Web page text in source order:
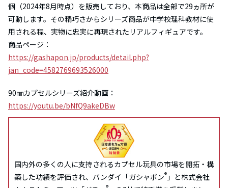
個（2024年8月時点）を販売しており、本商品は全部で29ヵ所が
可動します。その精巧さからシリーズ商品が中学校理科教材に使
用される程、実物に忠実に再現されたリアルフィギュアです。
商品ページ：
https://gashapon.jp/products/detail.php?
jan_code=4582769693526000
90㎜カプセルシリーズ紹介動画：
https://youtu.be/bNfQ9akeDBw
国内外の多くの人に支持されるカプセル玩具の市場を開拓・構
築した功績を評価され、 バンダイ「ガシャポン® 」と株式会社